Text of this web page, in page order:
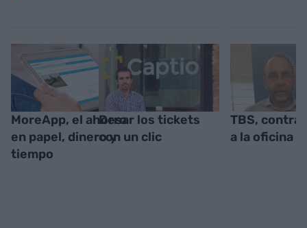
MoreApp, el ahorro
en papel, dinero y
tiempo
Desar los tickets
con un clic
TBS, contra
a la oficina